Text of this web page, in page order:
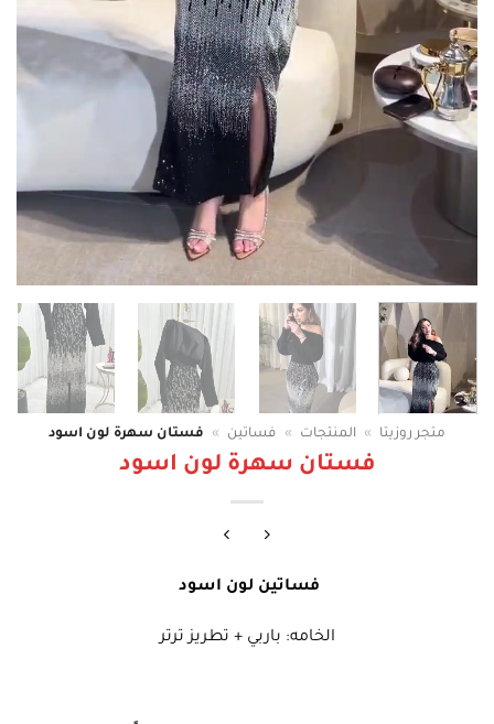
متجر روزيتا » المنتجات » فساتين » فستان سهرة لون اسود
فستان سهرة لون اسود
فساتين لون اسود
الخامه: باربي + تطريز ترتر